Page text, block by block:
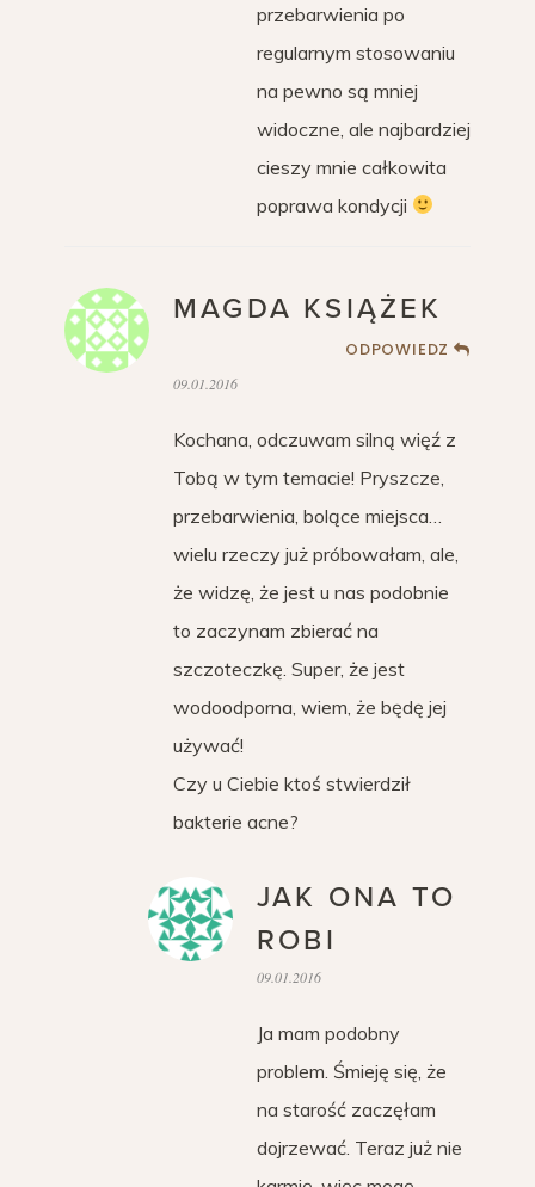
przebarwienia po
regularnym stosowaniu
na pewno są mniej
widoczne, ale najbardziej
cieszy mnie całkowita
poprawa kondycji
MAGDA KSIĄŻEK
ODPOWIEDZ
09.01.2016
Kochana, odczuwam silną więź z
Tobą w tym temacie! Pryszcze,
przebarwienia, bolące miejsca…
wielu rzeczy już próbowałam, ale,
że widzę, że jest u nas podobnie
to zaczynam zbierać na
szczoteczkę. Super, że jest
wodoodporna, wiem, że będę jej
używać!
Czy u Ciebie ktoś stwierdził
bakterie acne?
JAK ONA TO
ROBI
09.01.2016
Ja mam podobny
problem. Śmieję się, że
na starość zaczęłam
dojrzewać. Teraz już nie